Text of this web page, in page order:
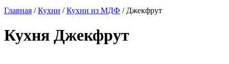
Главная /Кухни /Кухни из МДФ / Джекфрут
Кухня Джекфрут